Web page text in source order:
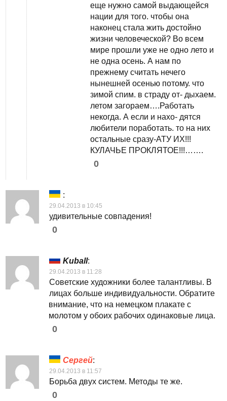
еще нужно самой выдающейся
нации для того. чтобы она
наконец стала жить достойно
жизни человеческой? Во всем
мире прошли уже не одно лето и
не одна осень. А нам по
прежнему считать нечего
нынешней осенью потому. что
зимой спим. в страду от- дыхаем.
летом загораем….Работать
некогда. А если и нахо- дятся
любители поработать. то на них
остальные сразу-АТУ ИХ!!!
КУЛАЧЬЕ ПРОКЛЯТОЕ!!!…….
0
:
29.04.2013 в 10:45
удивительные совпадения!
0
Kuball:
29.04.2013 в 11:28
Советские художники более талантливы. В
лицах больше индивидуальности. Обратите
внимание, что на немецком плакате с
молотом у обоих рабочих одинаковые лица.
0
Сергей:
29.04.2013 в 11:57
Борьба двух систем. Методы те же.
0